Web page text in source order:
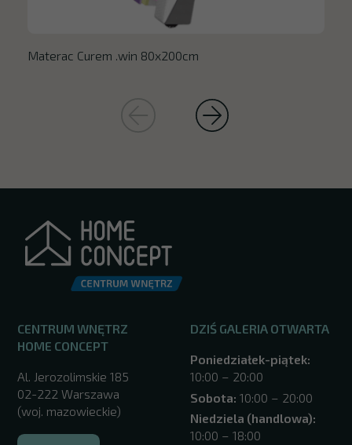
Materac Curem .win 80x200cm
CENTRUM WNĘTRZ
HOME CONCEPT
Al. Jerozolimskie 185
02-222 Warszawa
(woj. mazowieckie)
DZIŚ GALERIA OTWARTA
Poniedziałek-piątek:
10:00 – 20:00
Sobota: 10:00 – 20:00
Niedziela (handlowa):
10:00 – 18:00